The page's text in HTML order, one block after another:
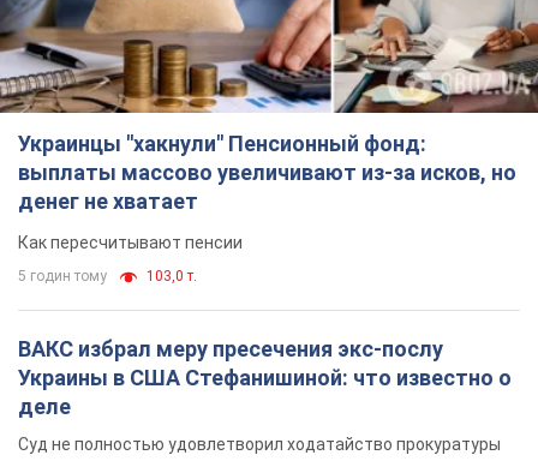
Украинцы "хакнули" Пенсионный фонд:
выплаты массово увеличивают из-за исков, но
денег не хватает
Как пересчитывают пенсии
5 годин тому 103,0 т.
ВАКС избрал меру пресечения экс-послу
Украины в США Стефанишиной: что известно о
деле
Суд не полностью удовлетворил ходатайство прокуратуры